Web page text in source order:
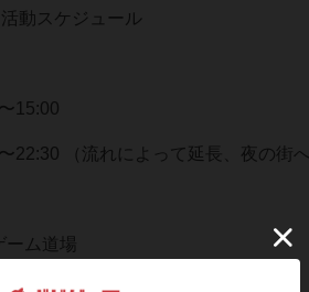
動スケジュール
15:00
22:30 （流れによって延長、夜の街
ム道場